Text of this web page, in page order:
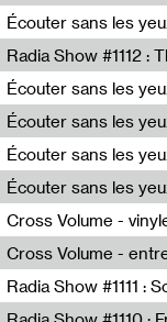
19, CRAC
Écouter sans les
Feriel Boushaki
Écouter sans les
Bettina Samson
Écouter sans les
Valentine Branca
Liza Maignan,Elodie
Esther Meunier
Cross Volume -
Cross Volume -
Resonance